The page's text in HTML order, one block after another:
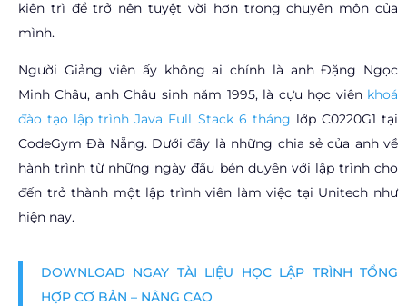
kiên trì để trở nên tuyệt vời hơn trong chuyên môn của
mình.
Người Giảng viên ấy không ai chính là anh Đặng Ngọc
Minh Châu, anh Châu sinh năm 1995, là cựu học viênkhoá
đào tạo lập trình Java Full Stack 6 tháng lớp C0220G1 tại
CodeGym Đà Nẵng. Dưới đây là những chia sẻ của anh về
hành trình từ những ngày đầu bén duyên với lập trình cho
đến trở thành một lập trình viên làm việc tại Unitech như
hiện nay.
DOWNLOAD NGAY TÀI LIỆU HỌC LẬP TRÌNH TỔNG
HỢP CƠ BẢN – NÂNG CAO